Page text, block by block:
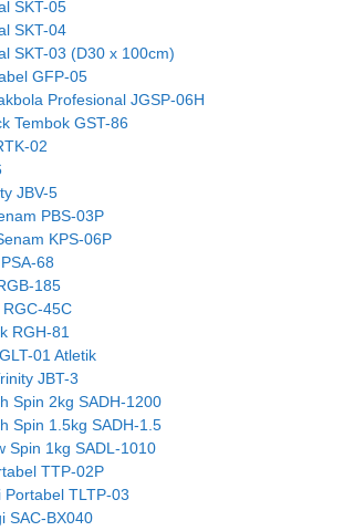
SKT-05
SKT-04
SKT-03 (D30 x 100cm)
GFP-05
Profesional JGSP-06H
Tembok GST-86
02
JBV-5
PBS-03P
KPS-06P
68
185
45C
RGH-81
01 Atletik
JBT-3
Spin 2kg SADH-1200
Spin 1.5kg SADH-1.5
Spin 1kg SADL-1010
TTP-02P
TLTP-03
SAC-BX040